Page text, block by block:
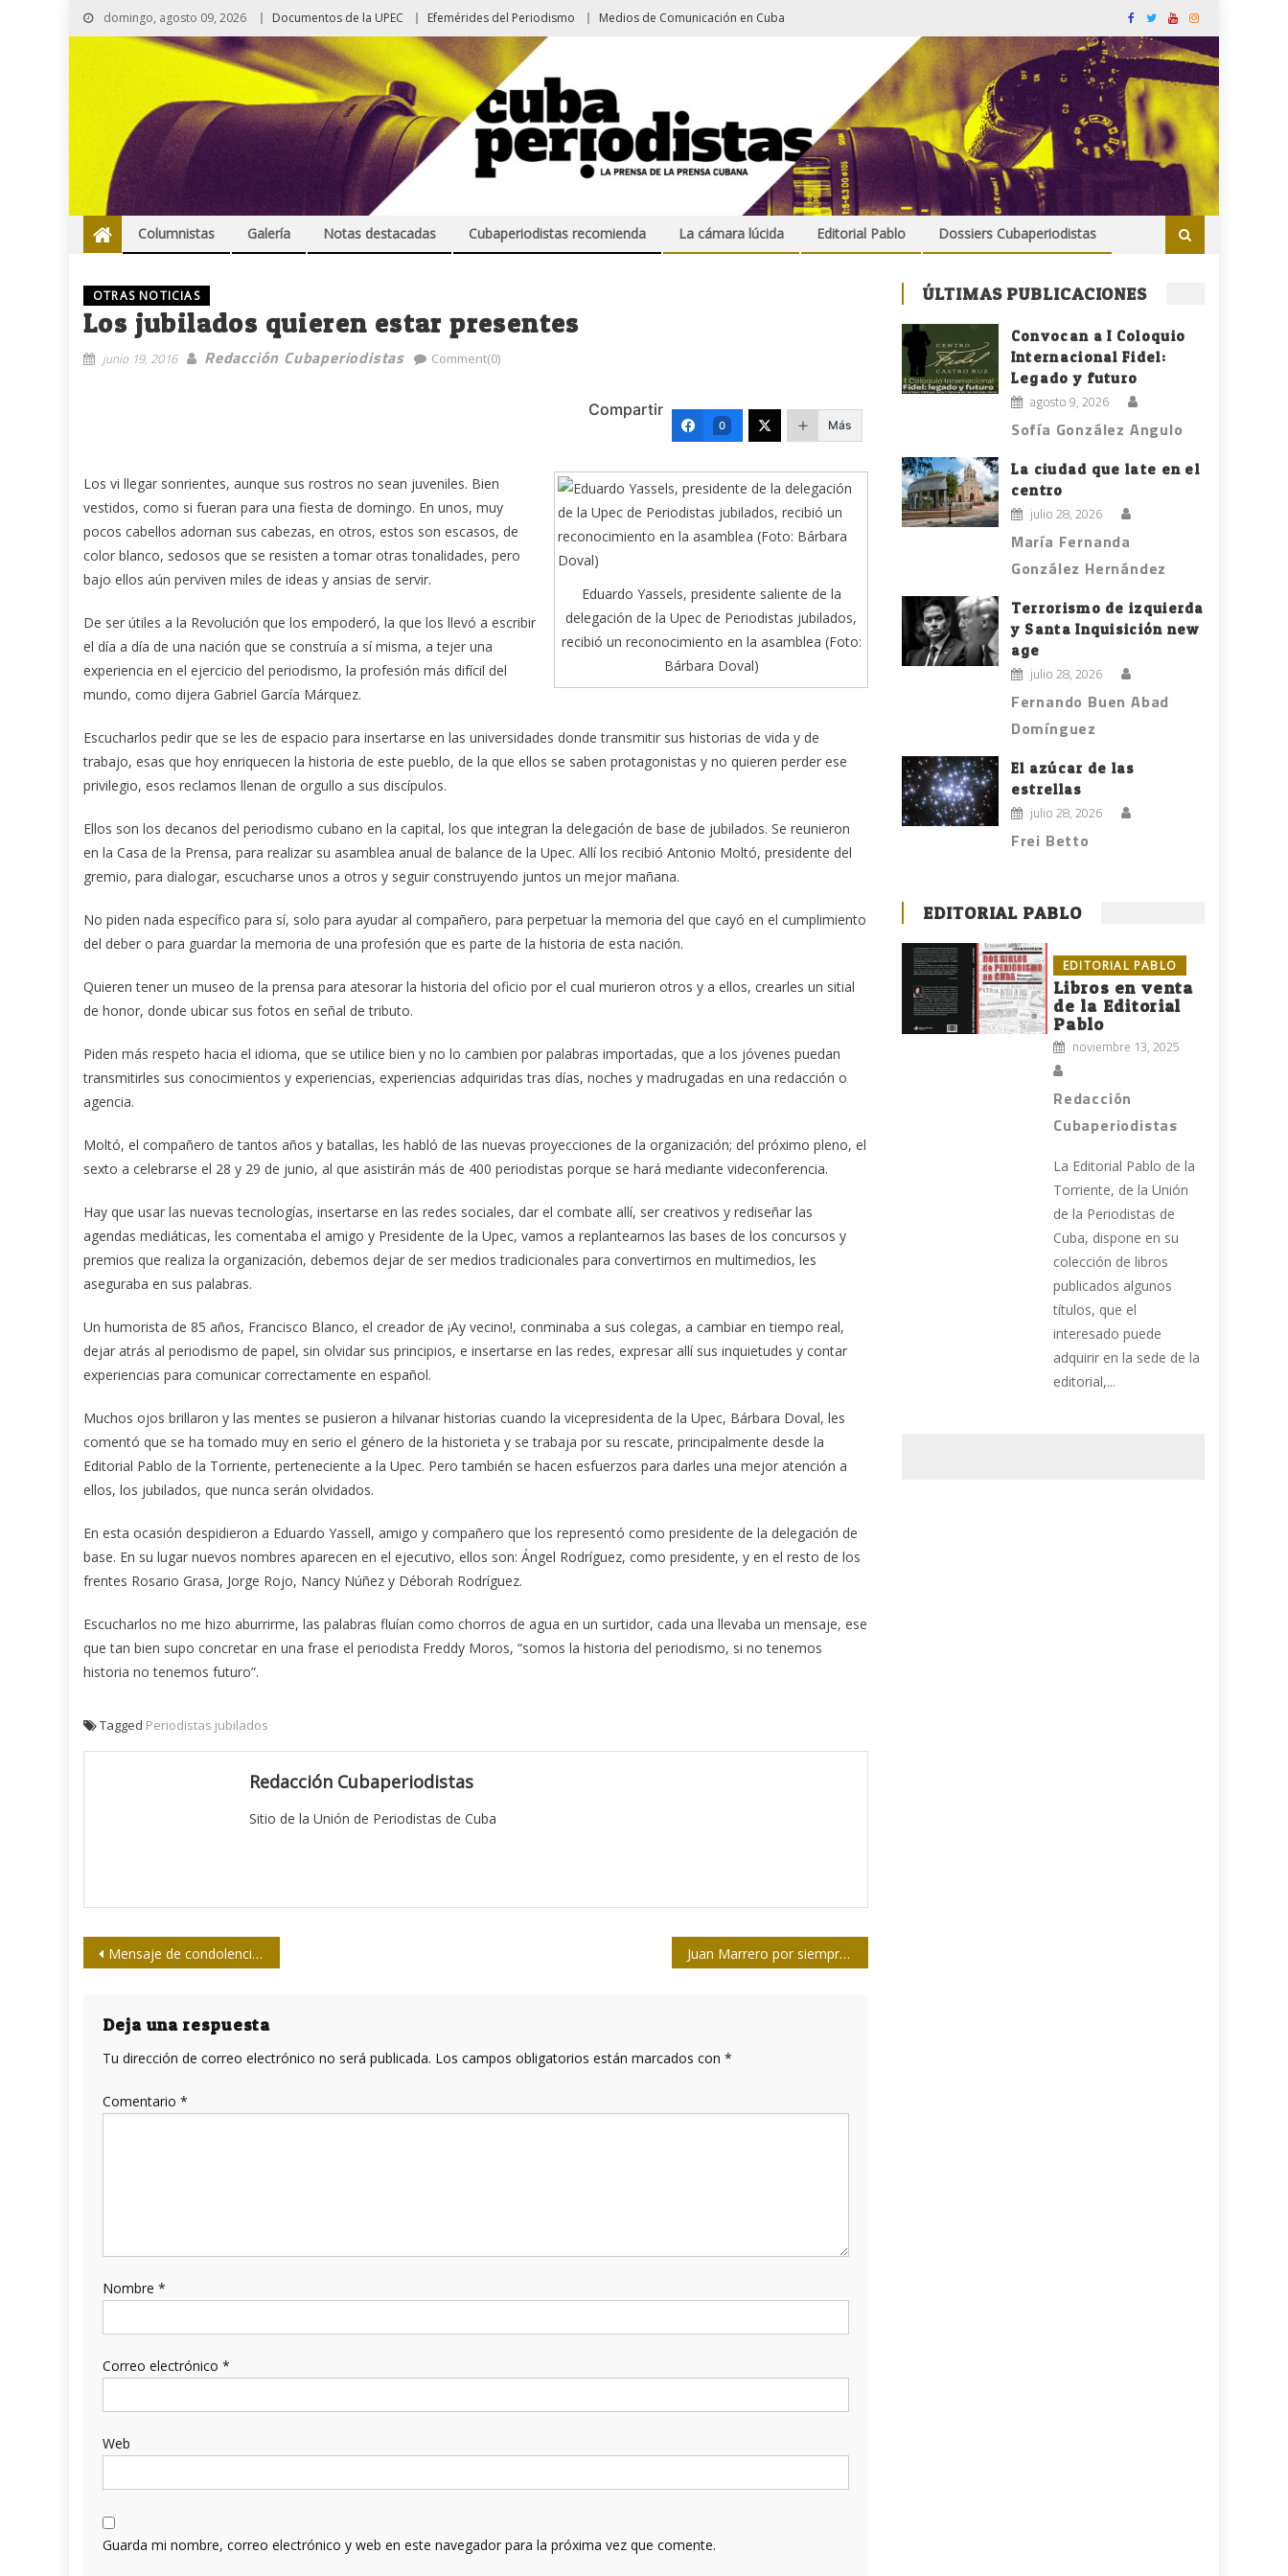
domingo, agosto 09, 2026 Documentos de la UPEC Efemérides del Periodismo Medios de Comunicación en Cuba
Columnistas Galería Notas destacadas Cubaperiodistas recomienda La cámara lúcida Editorial Pablo Dossiers Cubaperiodistas
OTRAS NOTICIAS
Los jubilados quieren estar presentes
junio 19, 2016 Redacción Cubaperiodistas Comment(0)
Compartir
0 Más
Eduardo Yassels, presidente saliente de la
delegación de la Upec de Periodistas jubilados,
recibió un reconocimiento en la asamblea (Foto:
Bárbara Doval)
Los vi llegar sonrientes, aunque sus rostros no sean juveniles. Bien
vestidos, como si fueran para una fiesta de domingo. En unos, muy
pocos cabellos adornan sus cabezas, en otros, estos son escasos, de
color blanco, sedosos que se resisten a tomar otras tonalidades, pero
bajo ellos aún perviven miles de ideas y ansias de servir.
De ser útiles a la Revolución que los empoderó, la que los llevó a escribir
el día a día de una nación que se construía a sí misma, a tejer una
experiencia en el ejercicio del periodismo, la profesión más difícil del
mundo, como dijera Gabriel García Márquez.
Escucharlos pedir que se les de espacio para insertarse en las universidades donde transmitir sus historias de vida y de
trabajo, esas que hoy enriquecen la historia de este pueblo, de la que ellos se saben protagonistas y no quieren perder ese
privilegio, esos reclamos llenan de orgullo a sus discípulos.
Ellos son los decanos del periodismo cubano en la capital, los que integran la delegación de base de jubilados. Se reunieron
en la Casa de la Prensa, para realizar su asamblea anual de balance de la Upec. Allí los recibió Antonio Moltó, presidente del
gremio, para dialogar, escucharse unos a otros y seguir construyendo juntos un mejor mañana.
No piden nada específico para sí, solo para ayudar al compañero, para perpetuar la memoria del que cayó en el cumplimiento
del deber o para guardar la memoria de una profesión que es parte de la historia de esta nación.
Quieren tener un museo de la prensa para atesorar la historia del oficio por el cual murieron otros y a ellos, crearles un sitial
de honor, donde ubicar sus fotos en señal de tributo.
Piden más respeto hacia el idioma, que se utilice bien y no lo cambien por palabras importadas, que a los jóvenes puedan
transmitirles sus conocimientos y experiencias, experiencias adquiridas tras días, noches y madrugadas en una redacción o
agencia.
Moltó, el compañero de tantos años y batallas, les habló de las nuevas proyecciones de la organización; del próximo pleno, el
sexto a celebrarse el 28 y 29 de junio, al que asistirán más de 400 periodistas porque se hará mediante videconferencia.
Hay que usar las nuevas tecnologías, insertarse en las redes sociales, dar el combate allí, ser creativos y rediseñar las
agendas mediáticas, les comentaba el amigo y Presidente de la Upec, vamos a replantearnos las bases de los concursos y
premios que realiza la organización, debemos dejar de ser medios tradicionales para convertirnos en multimedios, les
aseguraba en sus palabras.
Un humorista de 85 años, Francisco Blanco, el creador de ¡Ay vecino!, conminaba a sus colegas, a cambiar en tiempo real,
dejar atrás al periodismo de papel, sin olvidar sus principios, e insertarse en las redes, expresar allí sus inquietudes y contar
experiencias para comunicar correctamente en español.
Muchos ojos brillaron y las mentes se pusieron a hilvanar historias cuando la vicepresidenta de la Upec, Bárbara Doval, les
comentó que se ha tomado muy en serio el género de la historieta y se trabaja por su rescate, principalmente desde la
Editorial Pablo de la Torriente, perteneciente a la Upec. Pero también se hacen esfuerzos para darles una mejor atención a
ellos, los jubilados, que nunca serán olvidados.
En esta ocasión despidieron a Eduardo Yassell, amigo y compañero que los representó como presidente de la delegación de
base. En su lugar nuevos nombres aparecen en el ejecutivo, ellos son: Ángel Rodríguez, como presidente, y en el resto de los
frentes Rosario Grasa, Jorge Rojo, Nancy Núñez y Déborah Rodríguez.
Escucharlos no me hizo aburrirme, las palabras fluían como chorros de agua en un surtidor, cada una llevaba un mensaje, ese
que tan bien supo concretar en una frase el periodista Freddy Moros, “somos la historia del periodismo, si no tenemos
historia no tenemos futuro”.
Tagged Periodistas jubilados
Redacción Cubaperiodistas
Sitio de la Unión de Periodistas de Cuba
Navegación
entradas
Mensaje de condolencia del Presidente de la Felap Juan Marrero por siempre
Deja una respuesta
Tu dirección de correo electrónico no será publicada. Los campos obligatorios están marcados con *
Comentario *
Nombre *
Correo electrónico *
Web
Guarda mi nombre, correo electrónico y web en este navegador para la próxima vez que comente.
ÚLTIMAS PUBLICACIONES
Convocan a I Coloquio
Internacional Fidel:
Legado y futuro
agosto 9, 2026
Sofía González Angulo
La ciudad que late en el
centro
julio 28, 2026
María Fernanda
González Hernández
Terrorismo de izquierda
y Santa Inquisición new
age
julio 28, 2026
Fernando Buen Abad
Domínguez
El azúcar de las
estrellas
julio 28, 2026
Frei Betto
EDITORIAL PABLO
EDITORIAL PABLO
Libros en venta
de la Editorial
Pablo
noviembre 13, 2025
Redacción
Cubaperiodistas
La Editorial Pablo de la
Torriente, de la Unión
de la Periodistas de
Cuba, dispone en su
colección de libros
publicados algunos
títulos, que el
interesado puede
adquirir en la sede de la
editorial,...